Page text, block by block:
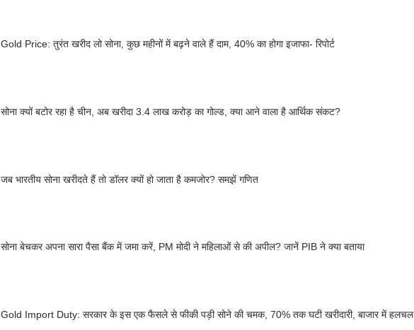
Gold Price: तुरंत खरीद लो सोना, कुछ महीनों में बढ़ने वाले हैं दाम, 40% का होगा इजाफा- रिपोर्ट
सोना क्यों बटोर रहा है चीन, अब खरीदा 3.4 लाख करोड़ का गोल्ड, क्या आने वाला है आर्थिक संकट?
जब भारतीय सोना खरीदते हैं तो डॉलर क्यों हो जाता है कमजोर? समझें गणित
सोना बेचकर अपना सारा पैसा बैंक में जमा करें, PM मोदी ने महिलाओं से की अपील? जानें PIB ने क्या बताया
Gold Import Duty: सरकार के इस एक फैसले से फीकी पड़ी सोने की चमक, 70% तक घटी खरीदारी, बाजार में हलचल